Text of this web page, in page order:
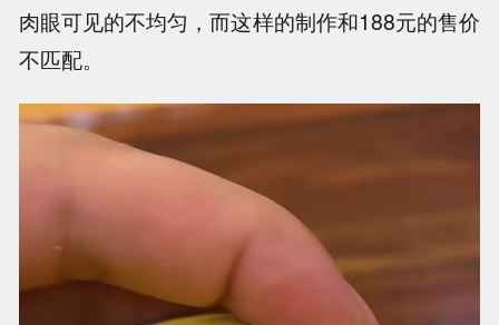
肉眼可见的不均匀，而这样的制作和188元的售价
不匹配。